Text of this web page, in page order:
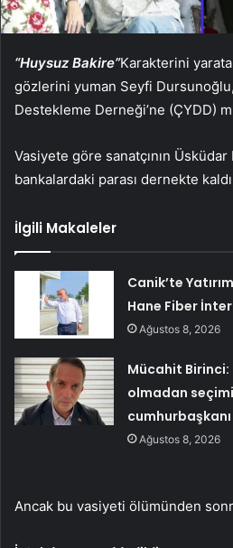
“Huysuz Bakire”Karakterini
gözlerini yuman Seyfi Dursunoğlu,
Destekleme Derneği’ne (ÇYDD)
Vasiyete göre sanatçının
bankalardaki parası dernekte
İlgili Makaleler
Canik’te
Hane Fiber
Ağustos 8, 2026
Mücahit Birinci:
olmadan
Ağustos 8, 2026
Ancak bu vasiyeti ölümünden